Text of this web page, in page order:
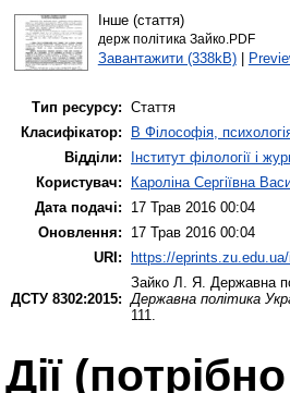
Інше (стаття)
держ політика Зайко.PDF
Завантажити (338kB)|
Тип ресурсу: Стаття
Класифікатор:
B Філософія,
Відділи:
Інститут філології і
Користувач:
Кароліна Сергіївна
Дата подачі:
17 Трав 2016 00:04
Оновлення:
17 Трав 2016 00:04
URI:
https://
ДСТУ 8302:2015:
Зайко Л. Я. Державна
Державна політика
111.
Дії